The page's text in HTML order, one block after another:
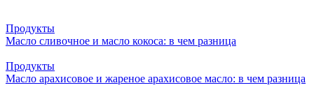
Продукты
Масло сливочное и масло кокоса: в чем разница
Продукты
Масло арахисовое и жареное арахисовое масло: в чем разница